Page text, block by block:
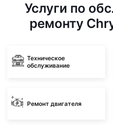
Услуги по
ремонту
Техническое
обслуживание
Ремонт двигателя